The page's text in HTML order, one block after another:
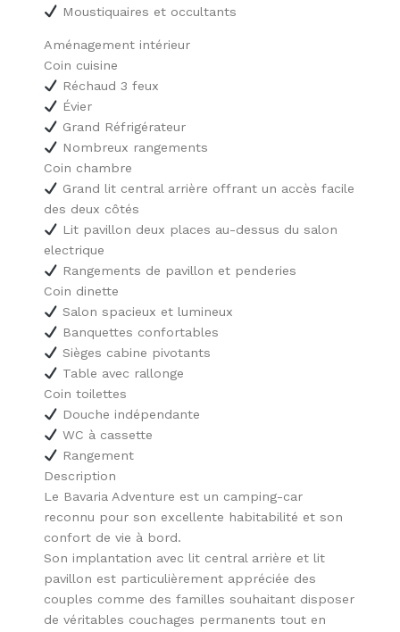
Moustiquaires et occultants
Aménagement intérieur
Coin cuisine
Réchaud 3 feux
Évier
Grand Réfrigérateur
Nombreux rangements
Coin chambre
Grand lit central arrière offrant un accès facile
des deux côtés
Lit pavillon deux places au-dessus du salon
electrique
Rangements de pavillon et penderies
Coin dinette
Salon spacieux et lumineux
Banquettes confortables
Sièges cabine pivotants
Table avec rallonge
Coin toilettes
Douche indépendante
WC à cassette
Rangement
Description
Le Bavaria Adventure est un camping-car
reconnu pour son excellente habitabilité et son
confort de vie à bord.
Son implantation avec lit central arrière et lit
pavillon est particulièrement appréciée des
couples comme des familles souhaitant disposer
de véritables couchages permanents tout en